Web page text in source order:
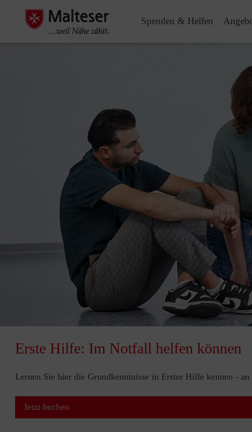
Spenden & Helfen
Erste Hilfe: Im Notfall helfen können
Lernen Sie hier die Grundkenntnisse in Erster Hilfe kennen - an
Jetzt buchen